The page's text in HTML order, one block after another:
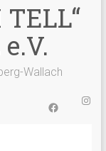
Wallach
Facebook